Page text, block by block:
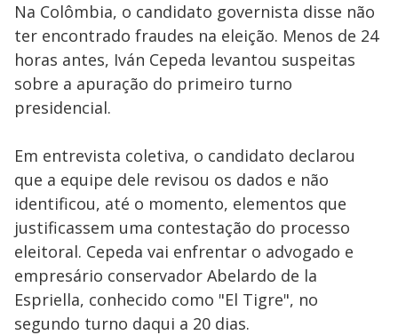
Na Colômbia, o candidato governista disse não
ter encontrado fraudes na eleição. Menos de 24
horas antes, Iván Cepeda levantou suspeitas
sobre a apuração do primeiro turno
presidencial.
Em entrevista coletiva, o candidato declarou
que a equipe dele revisou os dados e não
identificou, até o momento, elementos que
justificassem uma contestação do processo
eleitoral. Cepeda vai enfrentar o advogado e
empresário conservador Abelardo de la
Espriella, conhecido como "El Tigre", no
segundo turno daqui a 20 dias.